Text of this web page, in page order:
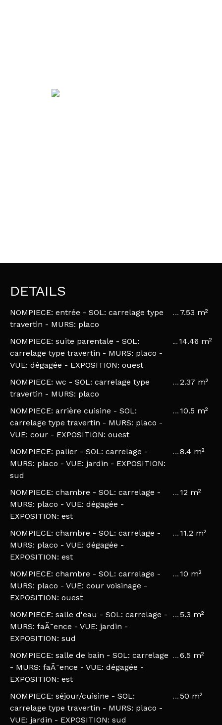
DETAILS
NOMPIECE: entrée - SOL: carrelage type
travertin - MURS: placo
7.53 m²
NOMPIECE: suite parentale - SOL:
carrelage type travertin - MURS: placo -
VUE: dégagée - EXPOSITION: ouest
14.46 m²
NOMPIECE: wc - SOL: carrelage type
travertin - MURS: placo
2.37 m²
NOMPIECE: arrière cuisine - SOL:
carrelage type travertin - MURS: placo -
VUE: cour - EXPOSITION: ouest
10.5 m²
NOMPIECE: palier - SOL: carrelage -
MURS: placo - VUE: jardin - EXPOSITION:
sud
8.4 m²
NOMPIECE: chambre - SOL: carrelage -
MURS: placo - VUE: dégagée -
EXPOSITION: est
12 m²
NOMPIECE: chambre - SOL: carrelage -
MURS: placo - VUE: dégagée -
EXPOSITION: est
11.2 m²
NOMPIECE: chambre - SOL: carrelage -
MURS: placo - VUE: cour voisinage -
EXPOSITION: ouest
10 m²
NOMPIECE: salle d'eau - SOL: carrelage -
MURS: faÃ¯ence - VUE: jardin -
EXPOSITION: sud
5.3 m²
NOMPIECE: salle de bain - SOL: carrelage
- MURS: faÃ¯ence - VUE: dégagée -
EXPOSITION: est
6.5 m²
NOMPIECE: séjour/cuisine - SOL:
carrelage type travertin - MURS: placo -
VUE: jardin - EXPOSITION: sud
50 m²